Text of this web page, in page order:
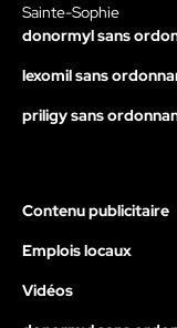
Sainte-Sophie
donormyl sans
lexomil sans
priligy sans
Contenu publicitaire
Emplois locaux
Vidéos